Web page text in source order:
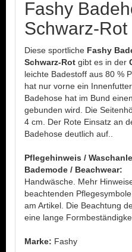
Fashy
Schwarz-Rot
Diese sportliche Fashy
Schwarz-Rot gibt es in der
leichte Badestoff aus 80 %
hat nur vorne ein
Badehose hat im Bund
gebunden wird. Die
4 cm. Der Rote Einsatz an
Badehose deutlich auf..
Pflegehinweis /
Bademode / Beachwear:
Handwäsche. Mehr
beachtenden
am Artikel. Die Beachtung
eine lange
Marke: Fashy